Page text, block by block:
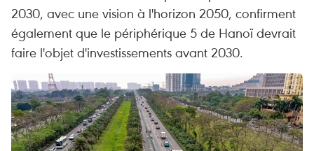
2030, avec une vision à l'horizon 2050, confirment
également que le périphérique 5 de Hanoï devrait
faire l'objet d'investissements avant 2030.